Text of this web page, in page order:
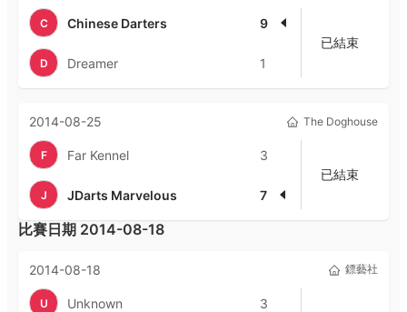
C Chinese Darters 9
D Dreamer 1
已結束
2014-08-25 The Doghouse
F Far Kennel 3
J JDarts Marvelous 7
已結束
比賽日期 2014-08-18
2014-08-18 鏢藝社
U Unknown 3